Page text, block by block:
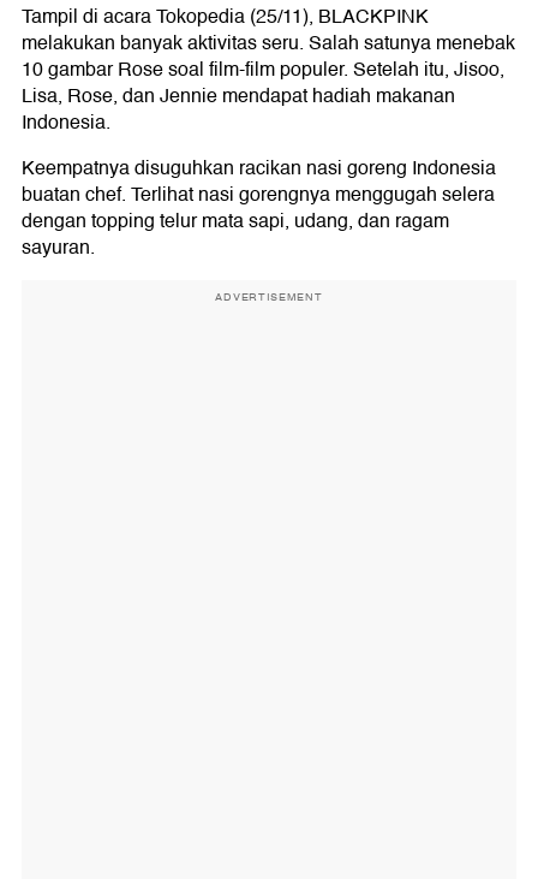
Tampil di acara Tokopedia (25/11), BLACKPINK
melakukan banyak aktivitas seru. Salah satunya menebak
10 gambar Rose soal film-film populer. Setelah itu, Jisoo,
Lisa, Rose, dan Jennie mendapat hadiah makanan
Indonesia.
Keempatnya disuguhkan racikan nasi goreng Indonesia
buatan chef. Terlihat nasi gorengnya menggugah selera
dengan topping telur mata sapi, udang, dan ragam
sayuran.
ADVERTISEMENT